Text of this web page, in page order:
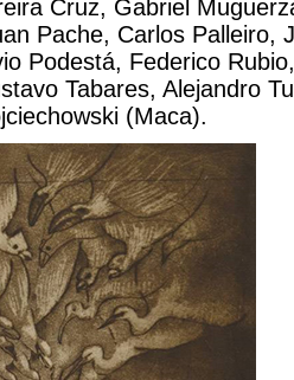
Cruz, Gabriel
Pache, Carlos Palleiro,
Podestá, Federico
Tabares, Alejandro
(Maca).